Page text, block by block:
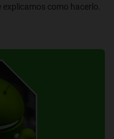
como hacerlo.